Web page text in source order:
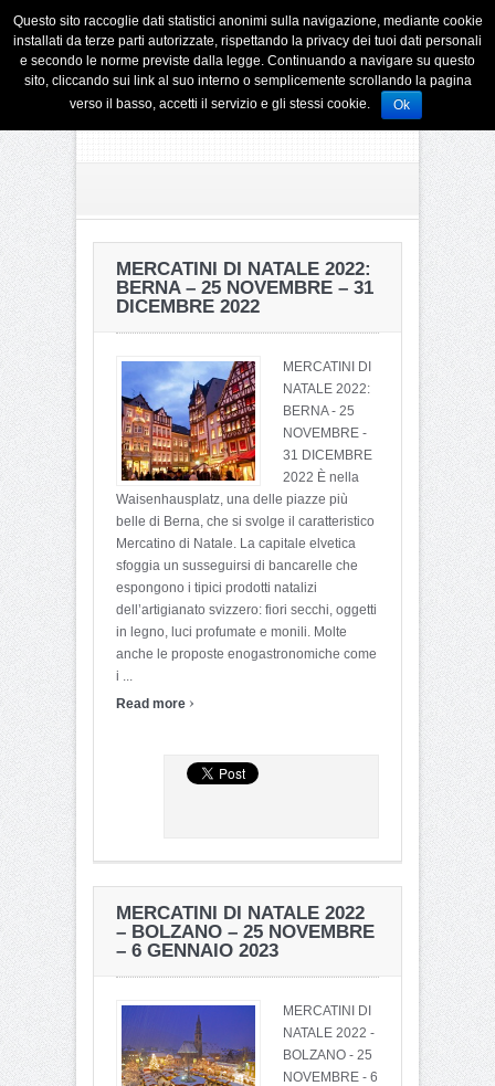
MERCATINI DI NATALE 2022:
BERNA – 25 NOVEMBRE – 31
DICEMBRE 2022
MERCATINI DI
NATALE 2022:
BERNA - 25
NOVEMBRE -
31 DICEMBRE
2022 È nella
Waisenhausplatz, una delle piazze più
belle di Berna, che si svolge il caratteristico
Mercatino di Natale. La capitale elvetica
sfoggia un susseguirsi di bancarelle che
espongono i tipici prodotti natalizi
dell’artigianato svizzero: fiori secchi, oggetti
in legno, luci profumate e monili. Molte
anche le proposte enogastronomiche come
i ...
Read more ›
MERCATINI DI NATALE 2022
– BOLZANO – 25 NOVEMBRE
– 6 GENNAIO 2023
MERCATINI DI
NATALE 2022 -
BOLZANO - 25
NOVEMBRE - 6
Questo sito raccoglie dati statistici anonimi sulla navigazione, mediante cookie
installati da terze parti autorizzate, rispettando la privacy dei tuoi dati personali
e secondo le norme previste dalla legge. Continuando a navigare su questo
sito, cliccando sui link al suo interno o semplicemente scrollando la pagina
verso il basso, accetti il servizio e gli stessi cookie.
Ok